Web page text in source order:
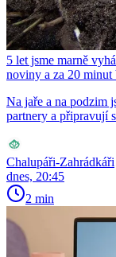
5 let jsme marně
noviny a za 20
Na jaře a na podzim
partnery a připravují
Chalupáři-Zahrádkáři
dnes, 20:45
2 min